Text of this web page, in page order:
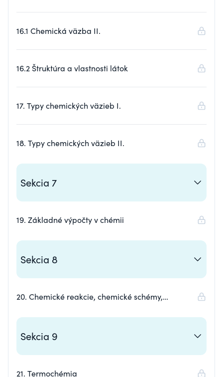
16.1 Chemická väzba II.
16.2 Štruktúra a vlastnosti látok
17. Typy chemických väzieb I.
18. Typy chemických väzieb II.
Sekcia 7
19. Základné výpočty v chémii
Sekcia 8
20. Chemické reakcie, chemické schémy,
Sekcia 9
21. Termochémia